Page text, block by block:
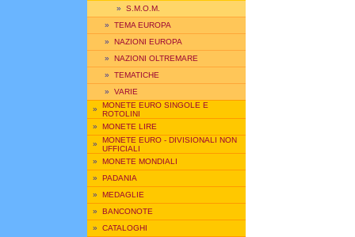
» S.M.O.M.
» TEMA EUROPA
» NAZIONI EUROPA
» NAZIONI OLTREMARE
» TEMATICHE
» VARIE
» MONETE EURO SINGOLE E
ROTOLINI
» MONETE LIRE
» MONETE EURO - DIVISIONALI NON
UFFICIALI
» MONETE MONDIALI
» PADANIA
» MEDAGLIE
» BANCONOTE
» CATALOGHI